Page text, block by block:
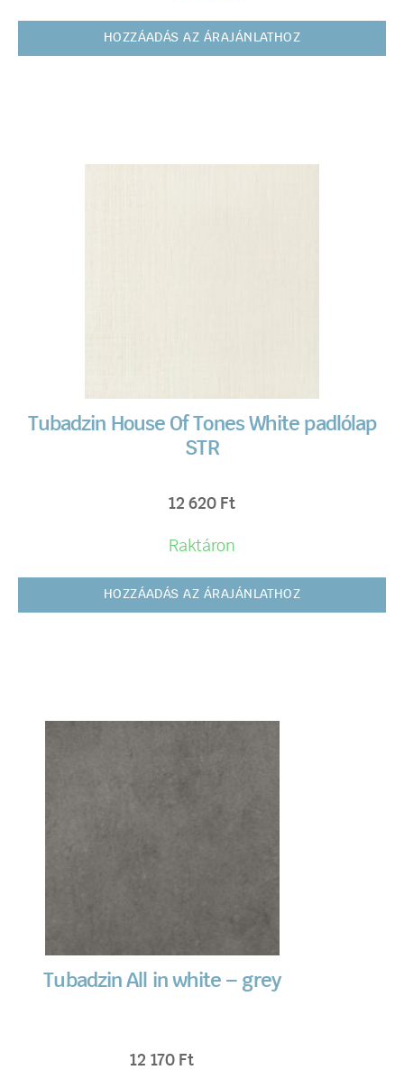
HOZZÁADÁS AZ ÁRAJÁNLATHOZ
Tubadzin House Of Tones White padlólap
STR
12 620 Ft
Raktáron
HOZZÁADÁS AZ ÁRAJÁNLATHOZ
Tubadzin All in white – grey
12 170 Ft